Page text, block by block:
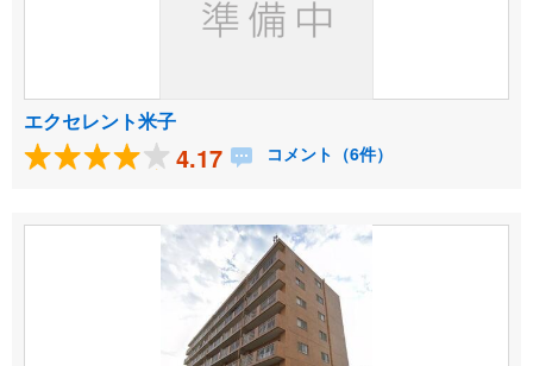
エクセレント米子
4.17 コメント（6件）